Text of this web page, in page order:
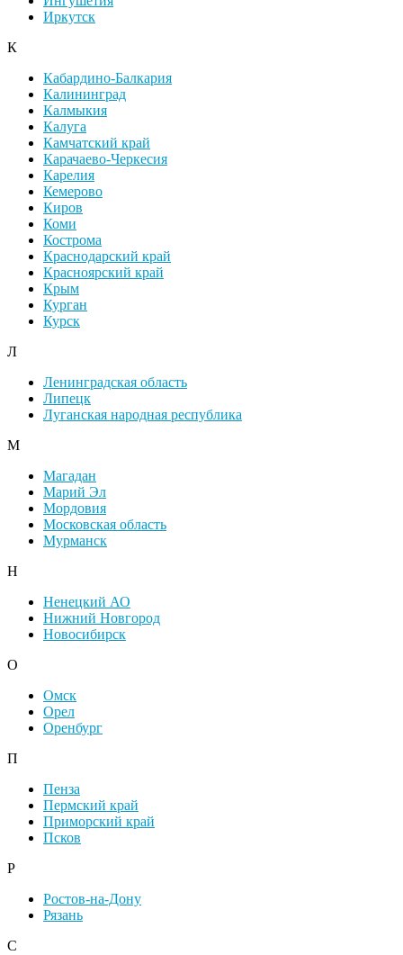
Иркутск
К
Кабардино-Балкария
Калининград
Калмыкия
Калуга
Камчатский край
Карачаево-Черкесия
Карелия
Кемерово
Киров
Коми
Кострома
Краснодарский край
Красноярский край
Крым
Курган
Курск
Л
Ленинградская область
Липецк
Луганская народная республика
М
Магадан
Марий Эл
Мордовия
Московская область
Мурманск
Н
Ненецкий АО
Нижний Новгород
Новосибирск
О
Омск
Орел
Оренбург
П
Пенза
Пермский край
Приморский край
Псков
Р
Ростов-на-Дону
Рязань
С